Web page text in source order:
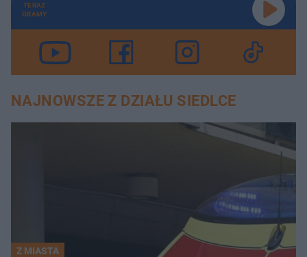
TERAZ
GRAMY
NAJNOWSZE Z DZIAŁU SIEDLCE
Z MIASTA